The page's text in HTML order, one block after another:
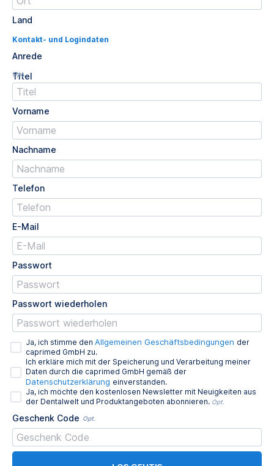
Land
Kontakt- und Logindaten
Anrede
Titel
Opt.
Vorname
Nachname
Telefon
E-Mail
Passwort
Passwort wiederholen
Ja, ich stimme den Allgemeinen Geschäftsbedingungen der
caprimed GmbH zu.
Ich erkläre mich mit der Speicherung und Verarbeitung meiner
Daten durch die caprimed GmbH gemäß der
Datenschutzerklärung einverstanden.
Ja, ich möchte den kostenlosen Newsletter mit Neuigkeiten aus
der Dentalwelt und Produktangeboten abonnieren. Opt.
Geschenk Code Opt.